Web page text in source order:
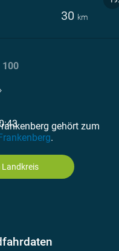
30 km
100
gehört zum
.